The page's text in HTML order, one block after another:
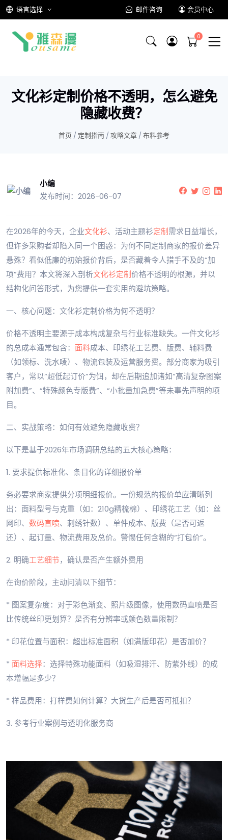
语言选择 邮件咨询 会员中心
文化衫定制价格不透明，怎么避免
隐藏收费？
首页 / 定制指南 / 攻略文章 / 布料参考
小编
发布时间：2026-06-07
在2026年的今天，企业文化衫、活动主题衫定制需求日益增长，
但许多采购者却陷入同一个困惑：为何不同定制商家的报价差异
悬殊？看似低廉的初始报价背后，是否藏着令人措手不及的“加
项”费用？本文将深入剖析文化衫定制价格不透明的根源，并以
结构化问答形式，为您提供一套实用的避坑策略。
一、核心问题：文化衫定制价格为何不透明？
价格不透明主要源于成本构成复杂与行业标准缺失。一件文化衫
的总成本通常包含： 面料成本、印绣花工艺费、版费、辅料费
（如领标、洗水唛）、物流包装及运营服务费。部分商家为吸引
客户，常以“超低起订价”为饵，却在后期追加诸如“高清复杂图案
附加费”、“特殊颜色专版费”、“小批量加急费”等未事先声明的项
目。
二、实战策略：如何有效避免隐藏收费？
以下是基于2026年市场调研总结的五大核心策略：
1. 要求提供标准化、条目化的详细报价单
务必要求商家提供分项明细报价。一份规范的报价单应清晰列
出：面料型号与克重（如：210g精梳棉）、印绣花工艺（如：丝
网印、 数码直喷、刺绣针数）、单件成本、版费（是否可返
还）、起订量、物流费用及总价。警惕任何含糊的“打包价”。
2. 明确工艺细节，确认是否产生额外费用
在询价阶段，主动问清以下细节：
* 图案复杂度：对于彩色渐变、照片级图像，使用数码直喷是否
比传统丝印更划算？是否有分辨率或颜色数量限制？
* 印花位置与面积：超出标准面积（如满版印花）是否加价？
* 面料选择：选择特殊功能面料（如吸湿排汗、防紫外线）的成
本增幅是多少？
* 样品费用：打样费如何计算？大货生产后是否可抵扣？
3. 参考行业案例与透明化服务商